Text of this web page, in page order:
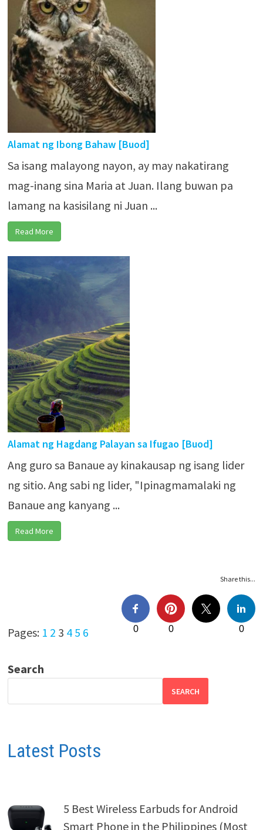
Alamat ng Ibong Bahaw [Buod]
Sa isang malayong nayon, ay may nakatirang
mag-inang sina Maria at Juan. Ilang buwan pa
lamang na kasisilang ni Juan ...
Read More
Alamat ng Hagdang Palayan sa Ifugao [Buod]
Ang guro sa Banaue ay kinakausap ng isang lider
ng sitio. Ang sabi ng lider, "Ipinagmamalaki ng
Banaue ang kanyang ...
Read More
Share this...
0 0 0
Pages: 1 2 3 4 5 6
Search
SEARCH
Latest Posts
5 Best Wireless Earbuds for Android
Smart Phone in the Philippines (Most